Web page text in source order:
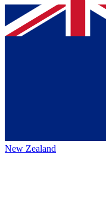
New Zealand